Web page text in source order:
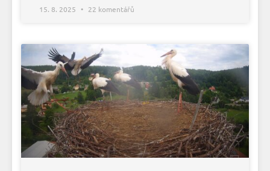
15. 8. 2025 22 komentářů